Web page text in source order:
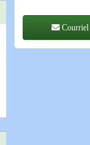
Courriel